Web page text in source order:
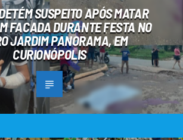
SUSPEITO APÓS MATAR
FACADA DURANTE FESTA NO
JARDIM PANORAMA, EM
CURIONÓPOLIS